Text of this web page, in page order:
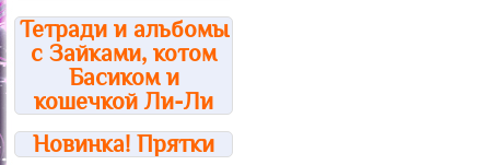
Тетради и альбомы
с Зайками, котом
Басиком и
кошечкой Ли-Ли
Новинка! Прятки